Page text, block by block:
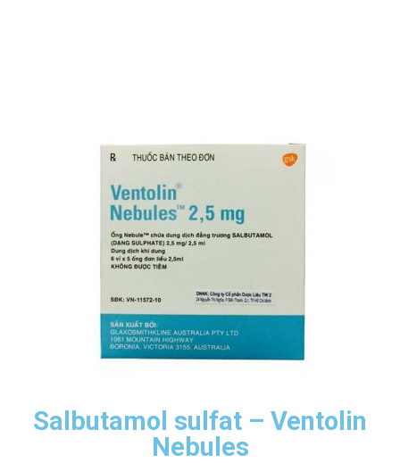
Salbutamol sulfat – Ventolin
Nebules